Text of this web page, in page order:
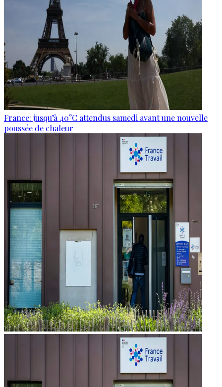
France: jusqu’à 40°C attendus samedi avant une nouvelle
poussée de chaleur